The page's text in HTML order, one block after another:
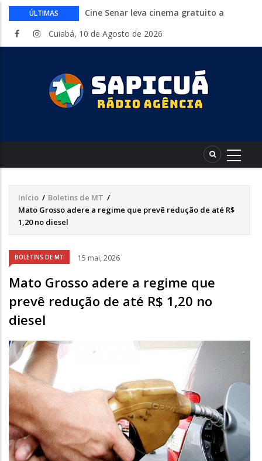
ÚLTIMAS
Cine Senar leva cinema gratuito a
agosto
Curso gratuito da Embrapa ensina a
montar hortas do plantio ao cultivo.
Inscrições abertas
HCanMT. Ministério da Saúde habilita
pacientes do SUS
Cuiabá, 10 de Agosto de 2026
Trilha
de
Início / Boletins de MT /
Mato Grosso adere a regime que prevê redução de até R$
1,20 no diesel
BOLETINS DE MT 15 mai, 2026
Mato Grosso adere a regime que
prevê redução de até R$ 1,20 no
diesel
Áudio